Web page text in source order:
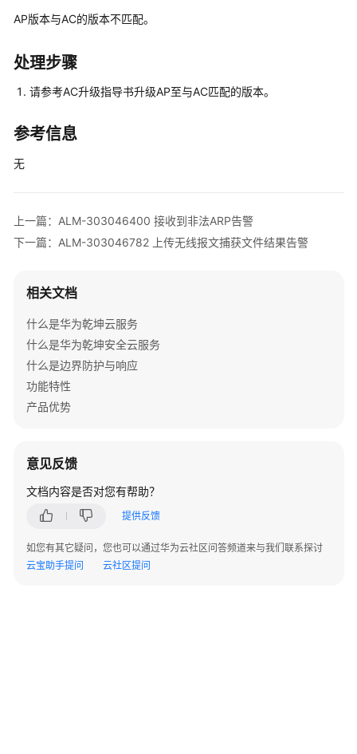
更
文
格
介
绍
备
警
处
理
V300
版
设
备
警
V500
AP版本与AC的版本不匹配。
处理步骤
请参考AC升级指导书升级AP至与AC匹配的版本。
参考信息
无
上一篇：ALM-303046400 接收到非法ARP告警
下一篇：ALM-303046782 上传无线报文捕获文件结果告警
相关文档
什么是华为乾坤云服务
什么是华为乾坤安全云服务
什么是边界防护与响应
功能特性
产品优势
意见反馈
文档内容是否对您有帮助？
提供反馈
如您有其它疑问，您也可以通过华为云社区问答频道来与我们联系探讨
云宝助手提问
云社区提问